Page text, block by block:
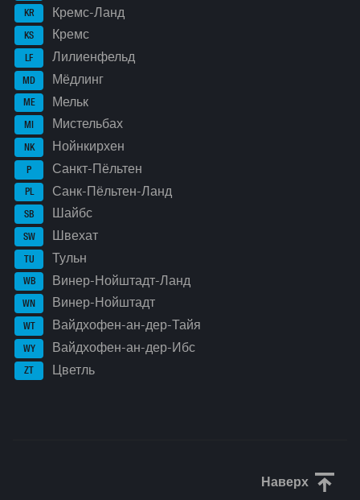
KR Кремс-Ланд
KS Кремс
LF Лилиенфельд
MD Мёдлинг
ME Мельк
MI Мистельбах
NK Нойнкирхен
P Санкт-Пёльтен
PL Санк-Пёльтен-Ланд
SB Шайбс
SW Швехат
TU Тульн
WB Винер-Нойштадт-Ланд
WN Винер-Нойштадт
WT Вайдхофен-ан-дер-Тайя
WY Вайдхофен-ан-дер-Ибс
ZT Цветль
Наверх